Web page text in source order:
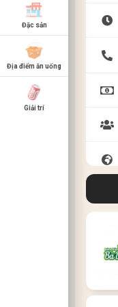
Đặc sản
Địa điểm ăn uống
Giải trí